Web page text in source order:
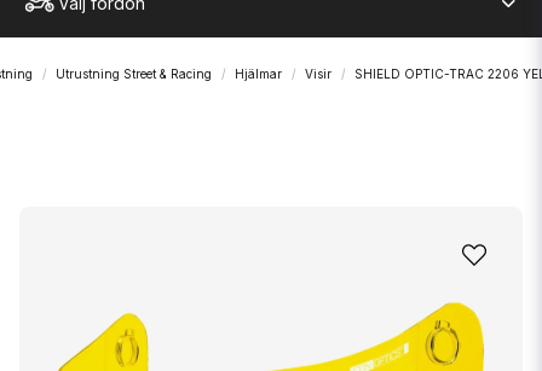
Utrustning Street & Racing Hjälmar Visir SHIELD OPTIC-TRAC 2206